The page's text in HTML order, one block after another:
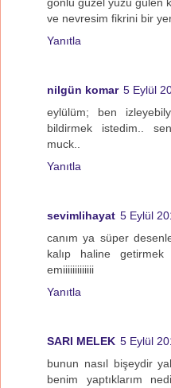
gönlü güzel yüzü gülen
ve nevresim fikrini bir
Yanıtla
nilgün komar 5 Eylül
eylülüm; ben
bildirmek istedim..
muck..
Yanıtla
sevimlihayat 5 Eylül
canım ya süper
kalıp haline
emiiiiiiiiiiiii
Yanıtla
SARI MELEK 5 Eylül
bunun nasıl bişeydir
benim yaptıklarım